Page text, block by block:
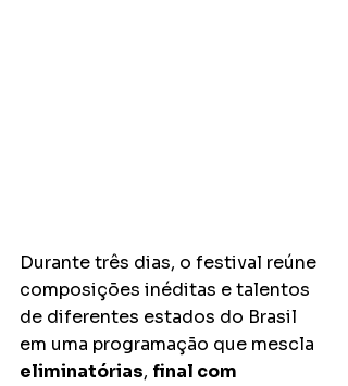
Durante três dias, o festival reúne
composições inéditas e talentos
de diferentes estados do Brasil
em uma programação que mescla
eliminatórias, final com